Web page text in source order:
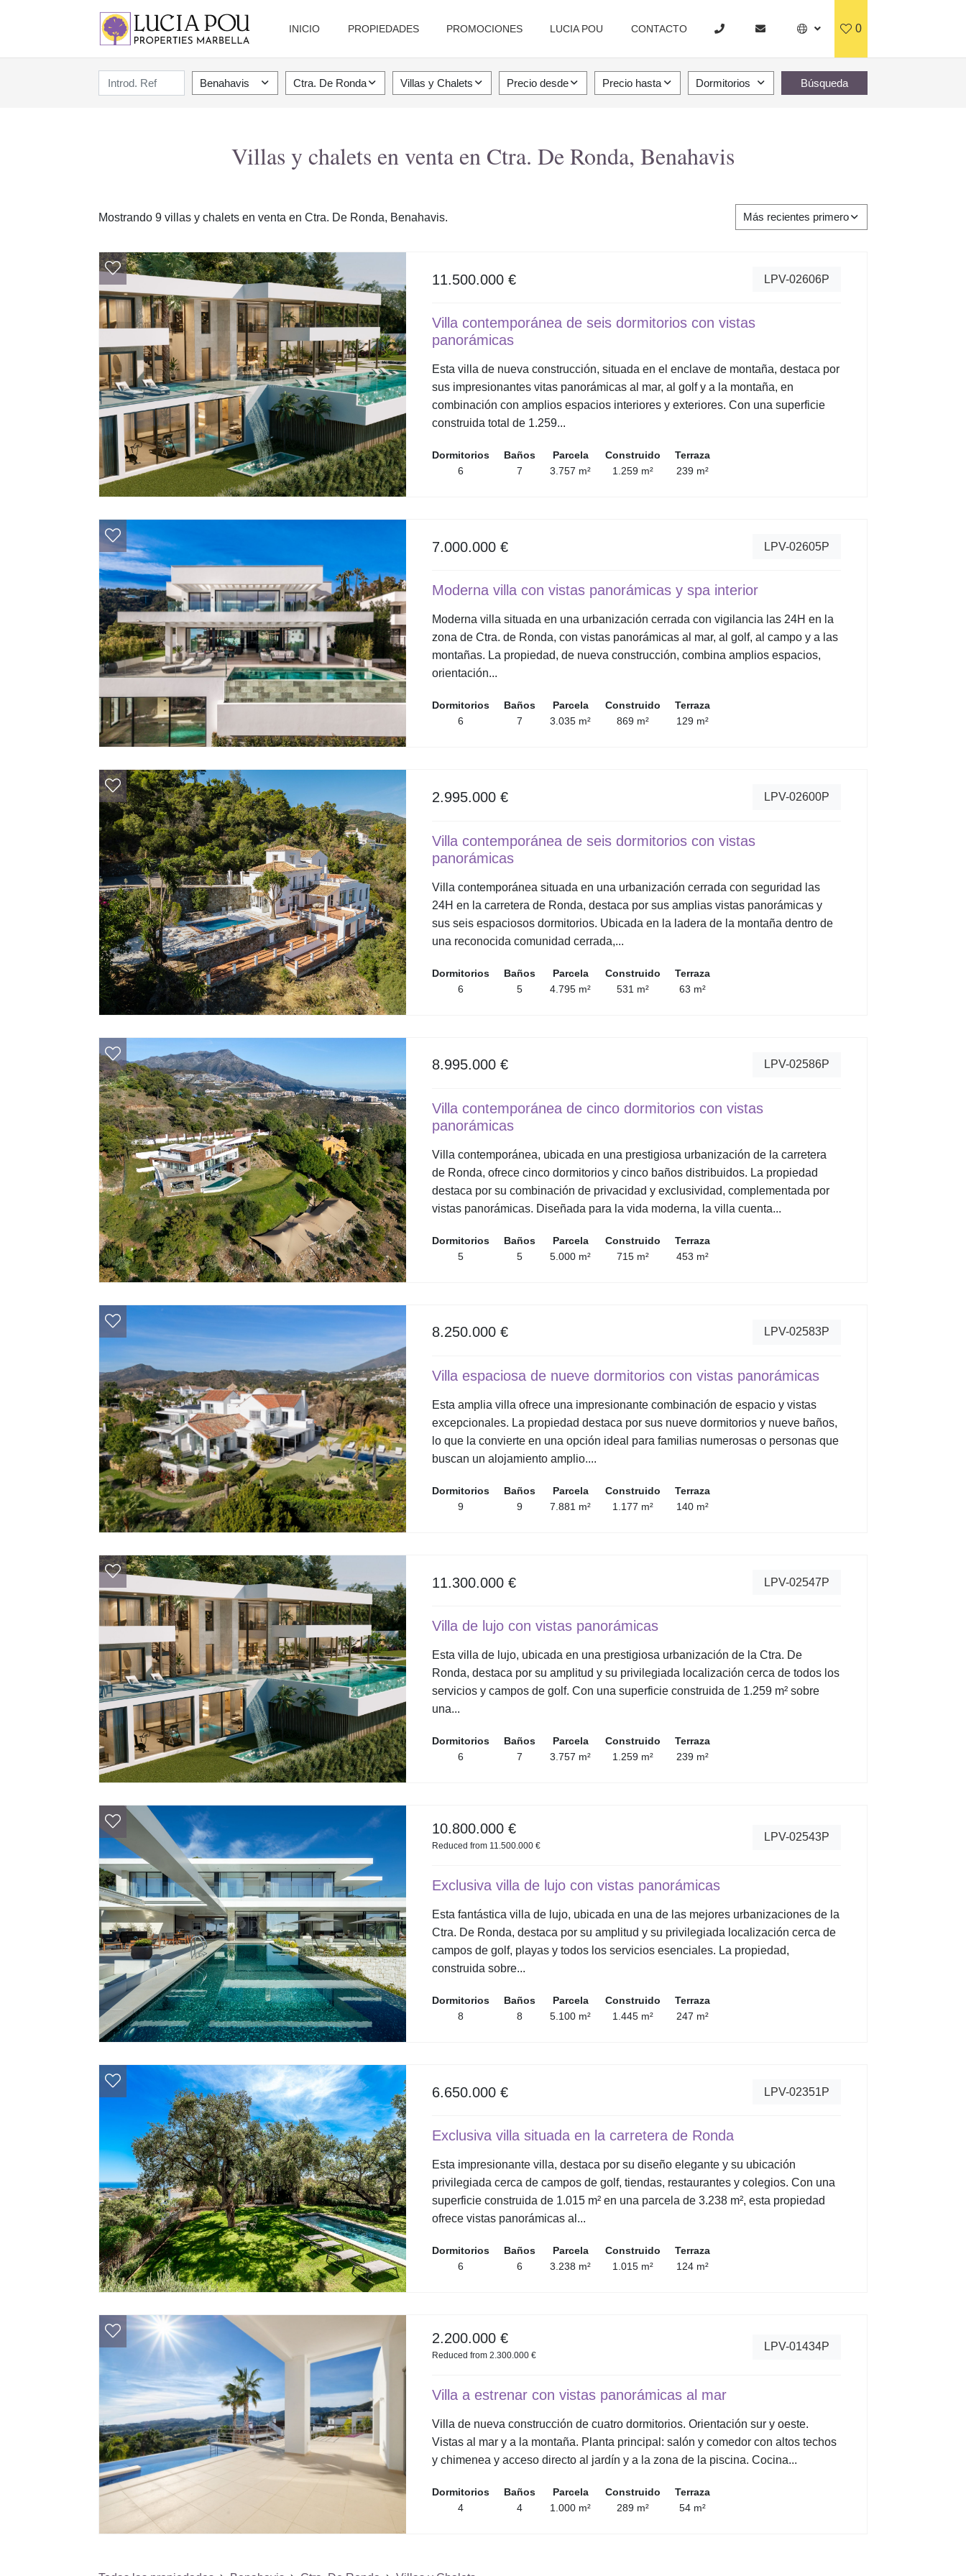
0
INICIO PROPIEDADES PROMOCIONES LUCIA POU CONTACTO
Benahavis Ctra. De Ronda Villas y Chalets Precio desde Precio hasta Dormitorios Búsqueda
Villas y chalets en venta en Ctra. De Ronda, Benahavis
Mostrando 9 villas y chalets en venta en Ctra. De Ronda, Benahavis. Más recientes primero
11.500.000 € LPV-02606P
Villa contemporánea de seis dormitorios con vistas
panorámicas
Esta villa de nueva construcción, situada en el enclave de montaña, destaca por
sus impresionantes vitas panorámicas al mar, al golf y a la montaña, en
combinación con amplios espacios interiores y exteriores. Con una superficie
construida total de 1.259...
Dormitorios
6
Baños
7
Parcela
3.757 m²
Construido
1.259 m²
Terraza
239 m²
7.000.000 € LPV-02605P
Moderna villa con vistas panorámicas y spa interior
Moderna villa situada en una urbanización cerrada con vigilancia las 24H en la
zona de Ctra. de Ronda, con vistas panorámicas al mar, al golf, al campo y a las
montañas. La propiedad, de nueva construcción, combina amplios espacios,
orientación...
Dormitorios
6
Baños
7
Parcela
3.035 m²
Construido
869 m²
Terraza
129 m²
2.995.000 € LPV-02600P
Villa contemporánea de seis dormitorios con vistas
panorámicas
Villa contemporánea situada en una urbanización cerrada con seguridad las
24H en la carretera de Ronda, destaca por sus amplias vistas panorámicas y
sus seis espaciosos dormitorios. Ubicada en la ladera de la montaña dentro de
una reconocida comunidad cerrada,...
Dormitorios
6
Baños
5
Parcela
4.795 m²
Construido
531 m²
Terraza
63 m²
8.995.000 € LPV-02586P
Villa contemporánea de cinco dormitorios con vistas
panorámicas
Villa contemporánea, ubicada en una prestigiosa urbanización de la carretera
de Ronda, ofrece cinco dormitorios y cinco baños distribuidos. La propiedad
destaca por su combinación de privacidad y exclusividad, complementada por
vistas panorámicas. Diseñada para la vida moderna, la villa cuenta...
Dormitorios
5
Baños
5
Parcela
5.000 m²
Construido
715 m²
Terraza
453 m²
8.250.000 € LPV-02583P
Villa espaciosa de nueve dormitorios con vistas panorámicas
Esta amplia villa ofrece una impresionante combinación de espacio y vistas
excepcionales. La propiedad destaca por sus nueve dormitorios y nueve baños,
lo que la convierte en una opción ideal para familias numerosas o personas que
buscan un alojamiento amplio....
Dormitorios
9
Baños
9
Parcela
7.881 m²
Construido
1.177 m²
Terraza
140 m²
11.300.000 € LPV-02547P
Villa de lujo con vistas panorámicas
Esta villa de lujo, ubicada en una prestigiosa urbanización de la Ctra. De
Ronda, destaca por su amplitud y su privilegiada localización cerca de todos los
servicios y campos de golf. Con una superficie construida de 1.259 m² sobre
una...
Dormitorios
6
Baños
7
Parcela
3.757 m²
Construido
1.259 m²
Terraza
239 m²
10.800.000 €
Reduced from 11.500.000 €
LPV-02543P
Exclusiva villa de lujo con vistas panorámicas
Esta fantástica villa de lujo, ubicada en una de las mejores urbanizaciones de la
Ctra. De Ronda, destaca por su amplitud y su privilegiada localización cerca de
campos de golf, playas y todos los servicios esenciales. La propiedad,
construida sobre...
Dormitorios
8
Baños
8
Parcela
5.100 m²
Construido
1.445 m²
Terraza
247 m²
6.650.000 € LPV-02351P
Exclusiva villa situada en la carretera de Ronda
Esta impresionante villa, destaca por su diseño elegante y su ubicación
privilegiada cerca de campos de golf, tiendas, restaurantes y colegios. Con una
superficie construida de 1.015 m² en una parcela de 3.238 m², esta propiedad
ofrece vistas panorámicas al...
Dormitorios
6
Baños
6
Parcela
3.238 m²
Construido
1.015 m²
Terraza
124 m²
2.200.000 €
Reduced from 2.300.000 €
LPV-01434P
Villa a estrenar con vistas panorámicas al mar
Villa de nueva construcción de cuatro dormitorios. Orientación sur y oeste.
Vistas al mar y a la montaña. Planta principal: salón y comedor con altos techos
y chimenea y acceso directo al jardín y a la zona de la piscina. Cocina...
Dormitorios
4
Baños
4
Parcela
1.000 m²
Construido
289 m²
Terraza
54 m²